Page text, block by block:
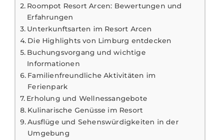
Roompot Resort Arcen: Bewertungen und
Erfahrungen
Unterkunftsarten im Resort Arcen
Die Highlights von Limburg entdecken
Buchungsvorgang und wichtige
Informationen
Familienfreundliche Aktivitäten im
Ferienpark
Erholung und Wellnessangebote
Kulinarische Genüsse im Resort
Ausflüge und Sehenswürdigkeiten in der
Umgebung